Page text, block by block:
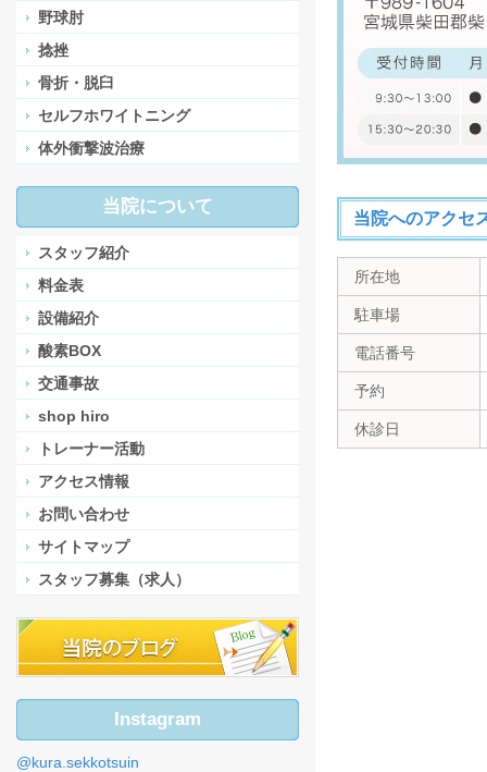
当院へのアクセ
所在地
駐車場
電話番号
予約
休診日
野球肘
捻挫
骨折・脱臼
セルフホワイトニング
体外衝撃波治療
当院について
スタッフ紹介
料金表
設備紹介
酸素BOX
交通事故
shop hiro
トレーナー活動
アクセス情報
お問い合わせ
サイトマップ
スタッフ募集（求人）
Instagram
@kura.sekkotsuin